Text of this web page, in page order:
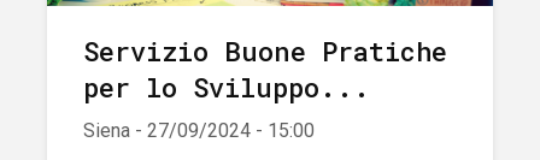
Servizio Buone Pratiche
per lo Sviluppo...
Siena - 27/09/2024 - 15:00